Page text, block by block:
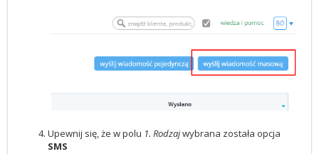
Upewnij się, że w polu 1. Rodzajwybrana została opcja
SMS